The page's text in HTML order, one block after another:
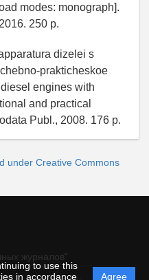
to use this
in accordance
Agree
modes: monograph].
250 p.
dizelei s
prakticheskoe
engines with
and practical
Publ., 2008. 176 p.
under Creative Commons
журналов"